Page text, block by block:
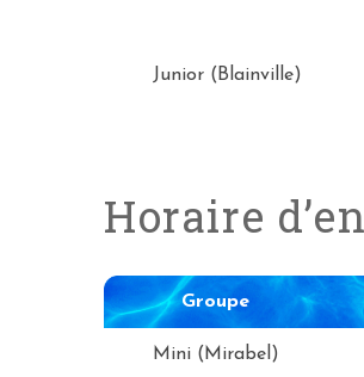
Junior (Blainville)
Horaire
Groupe
Groupe
Mini (Mirabel)